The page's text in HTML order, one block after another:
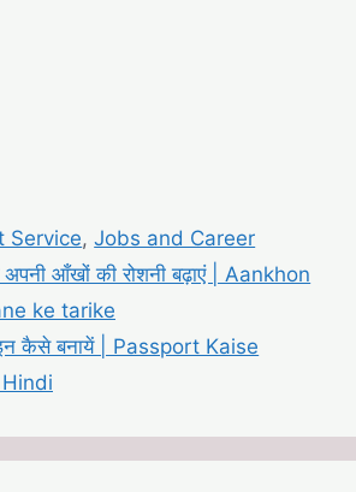
Service,Jobs and Career
अपनी आँखों की रोशनी बढ़ाएं | Aankhon
ke tarike
कैसे बनायें | Passport Kaise